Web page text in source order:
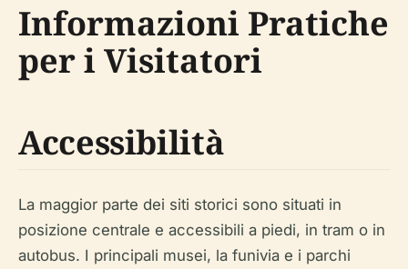
Informazioni Pratiche
per i Visitatori
Accessibilità
La maggior parte dei siti storici sono situati in
posizione centrale e accessibili a piedi, in tram o in
autobus. I principali musei, la funivia e i parchi